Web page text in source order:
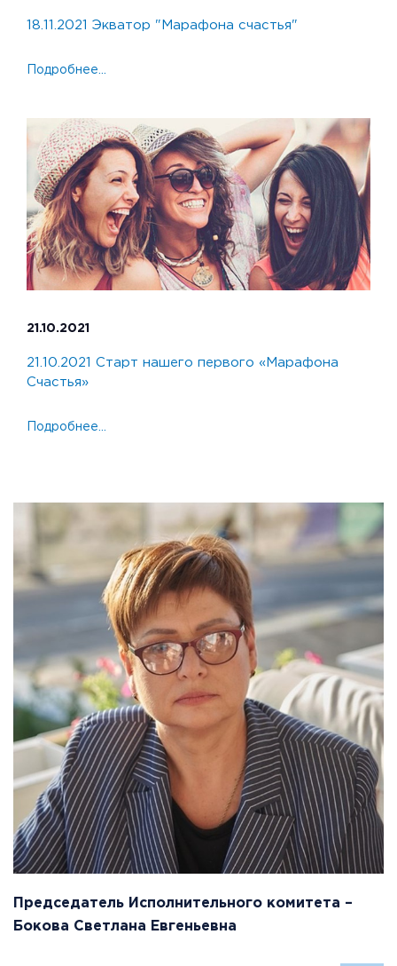
18.11.2021 Экватор "Марафона счастья"
Подробнее...
21.10.2021
21.10.2021 Старт нашего первого «Марафона
Счастья»
Подробнее...
Председатель Исполнительного комитета –
Бокова Светлана Евгеньевна